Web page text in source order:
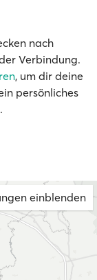
nach
Verbindung.
, um dir deine
persönliches
einblenden